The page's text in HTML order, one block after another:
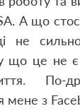
А що
не
що це не
По-
мене з